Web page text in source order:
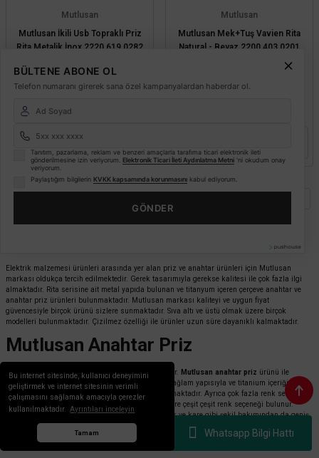
Bu internet sitesinde, kullanıcı deneyimini
geliştirmek ve internet sitesinin verimli
çalışmasını sağlamak amacıyla çerezler
kullanılmaktadır.
Ayrıntıları inceleyin
Tamam Whatsapp Bilgi Hattı
Mutlusan
Mutlusan İkili Usb Topraklı Priz
Rita Metalik İnox 2220 619 0282
1.243,80 TL
Mağazada varmı?
Mutlusan
Mutlusan Mek+Tuş Vavien Rita
Natural - Beyaz 2200 403 0201
156,83 TL
Mutlusan Rita Metalik Serisi
Elektrik malzemesi ürünleri arasında yer alan priz ve anahtar ürünleri için Mutlusan
markası oldukça tercih edilmektedir. Gerek tasarımıyla gerekse kalitesi ile çok fazla ilgi
almaktadır. Rita serisine ait metal yapıda bulunan ve titanyum içeren çerçeve anahtar ve
anahtar priz ürünleri bulunmaktadır. Mutlusan markası kaliteyi ve uygun fiyat
güvencesiyle birçok ürünü sizlere sunmaktadır. Sıva altı ve üstü olmak üzere birçok
modelleri bulunmaktadır. Çizilmez özelliği ile ürünler uzun süre dayanıklı kalmaktadır.
Mutlusan Anahtar Priz
Anahtar priz elektrik akımını sağlayan bir üründür. Mutlusan anahtar priz ürünü ile
elektrik akışını güçlü bir şekilde sağlamaktadır. Sağlam yapısıyla ve titanium içeriği ile
uzun süre kullanabileceğiniz kaliteli ürünler sunmaktadır. Ayrıca çok fazla renk seçeneği
de mevcuttur. Beyaz, gri, metal ve siyah olmak üzere çeşit çeşit renk seçeneği bulunur.
Zengin renk seçeneğinin yanında da oval, yuvarlak ve kare gibi şekil bakımından da geniş
bir skalaya sahiptir.
Mutlusan Rita Anahtar
BÜLTENE ABONE OL
Telefon numaranı girerek sana özel kampanyalardan haberdar ol.
Tanıtım, pazarlama, reklam ve benzeri amaçlarla tarafıma ticari elektronik ileti
gönderilmesine izin veriyorum. Elektronik Ticari İleti Aydınlatma Metni 'ni okudum onay
veriyorum.
Paylaştığım bilgilerin KVKK kapsamında korunmasını kabul ediyorum.
GÖNDER